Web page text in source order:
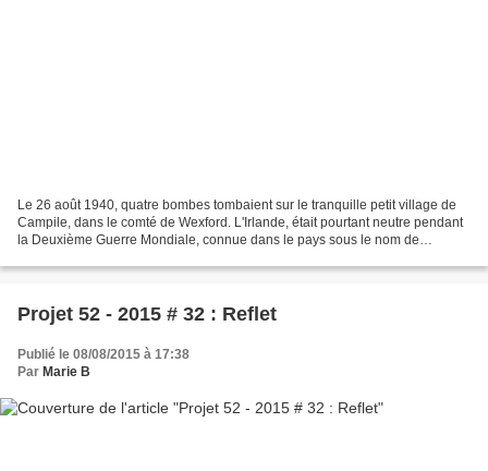
Le 26 août 1940, quatre bombes tombaient sur le tranquille petit village de
Campile, dans le comté de Wexford. L'Irlande, était pourtant neutre pendant
la Deuxième Guerre Mondiale, connue dans le pays sous le nom de
Projet 52 - 2015 # 32 : Reflet
Publié le 08/08/2015 à 17:38
Par Marie B